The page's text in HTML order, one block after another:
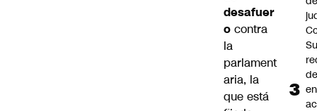
desafuer
o contra
la
parlament
aria, la
que está